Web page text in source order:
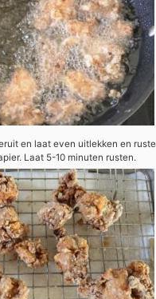
en laat even uitlekken en
Laat 5-10 minuten rusten.